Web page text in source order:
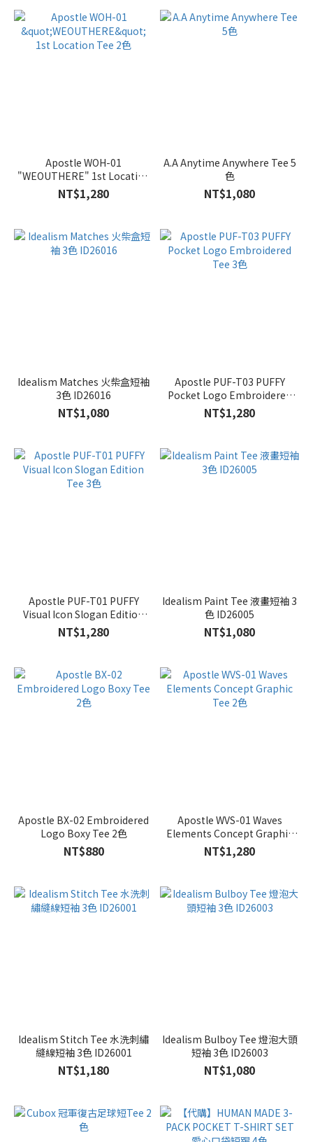
Apostle WOH-01
"WEOUTHERE" 1st Location
Tee 2色
NT$1,280
A.A Anytime Anywhere Tee 5
色
NT$1,080
Idealism Matches 火柴盒短袖
3色 ID26016
NT$1,080
Apostle PUF-T03 PUFFY
Pocket Logo Embroidered
Tee 3色
NT$1,280
Apostle PUF-T01 PUFFY
Visual Icon Slogan Edition
Tee 3色
NT$1,280
Idealism Paint Tee 液畫短袖 3
色 ID26005
NT$1,080
Apostle BX-02 Embroidered
Logo Boxy Tee 2色
NT$880
Apostle WVS-01 Waves
Elements Concept Graphic
Tee 2色
NT$1,280
Idealism Stitch Tee 水洗刺繡
縫線短袖 3色 ID26001
NT$1,180
Idealism Bulboy Tee 燈泡大頭
短袖 3色 ID26003
NT$1,080